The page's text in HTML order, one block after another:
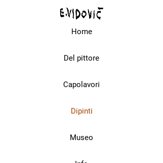
Home
Del pittore
Capolavori
Dipinti
Museo